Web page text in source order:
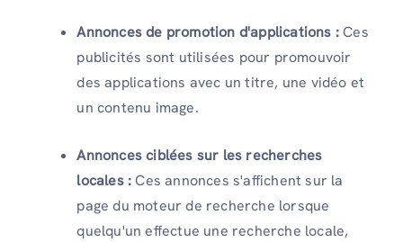
Annonces de promotion d'applications :Ces
publicités sont utilisées pour promouvoir
des applications avec un titre, une vidéo et
un contenu image.
Annonces ciblées sur les recherches
locales :Ces annonces s'affichent sur la
page du moteur de recherche lorsque
quelqu'un effectue une recherche locale,